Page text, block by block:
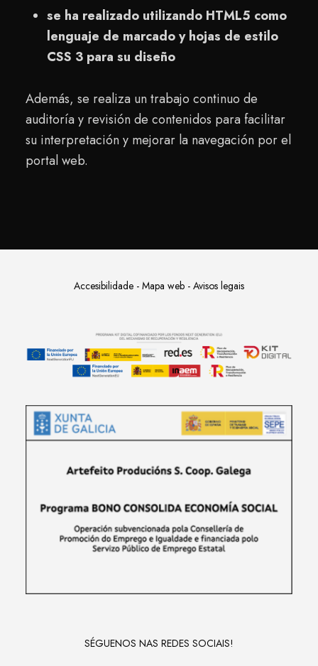
se ha realizado utilizando HTML5 como
lenguaje de marcado y hojas de estilo
CSS 3 para su diseño
Además, se realiza un trabajo continuo de
auditoría y revisión de contenidos para facilitar
su interpretación y mejorar la navegación por el
portal web.
Accesibilidade - Mapa web - Avisos legais
SÉGUENOS NAS REDES SOCIAIS!